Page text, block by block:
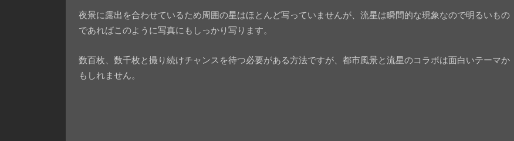
夜景に露出を合わせているため周囲の星はほとんど写っていませんが、流星は瞬間的な現象なので明るいもの
であればこのように写真にもしっかり写ります。
数百枚、数千枚と撮り続けチャンスを待つ必要がある方法ですが、都市風景と流星のコラボは面白いテーマか
もしれません。